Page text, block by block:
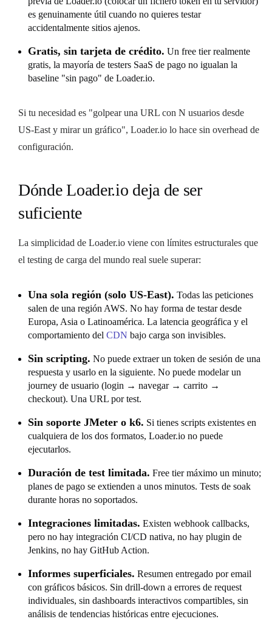
es genuinamente útil cuando no quieres testar
accidentalmente sitios ajenos.
Gratis, sin tarjeta de crédito. Un free tier realmente
gratis, la mayoría de testers SaaS de pago no igualan la
baseline "sin pago" de Loader.io.
Si tu necesidad es "golpear una URL con N usuarios desde
US-East y mirar un gráfico", Loader.io lo hace sin overhead de
configuración.
Dónde Loader.io deja de ser
suficiente
La simplicidad de Loader.io viene con límites estructurales que
el testing de carga del mundo real suele superar:
Una sola región (solo US-East). Todas las peticiones
salen de una región AWS. No hay forma de testar desde
Europa, Asia o Latinoamérica. La latencia geográfica y el
comportamiento del CDN bajo carga son invisibles.
Sin scripting. No puede extraer un token de sesión de una
respuesta y usarlo en la siguiente. No puede modelar un
journey de usuario (login → navegar → carrito →
checkout). Una URL por test.
Sin soporte JMeter o k6. Si tienes scripts existentes en
cualquiera de los dos formatos, Loader.io no puede
ejecutarlos.
Duración de test limitada. Free tier máximo un minuto;
planes de pago se extienden a unos minutos. Tests de soak
durante horas no soportados.
Integraciones limitadas. Existen webhook callbacks,
pero no hay integración CI/CD nativa, no hay plugin de
Jenkins, no hay GitHub Action.
Informes superficiales. Resumen entregado por email
con gráficos básicos. Sin drill-down a errores de request
individuales, sin dashboards interactivos compartibles, sin
análisis de tendencias históricas entre ejecuciones.